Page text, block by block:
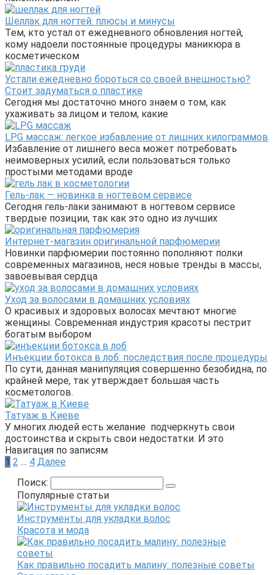
Шеллак для ногтей: плюсы и минусы
Тем, кто устал от ежедневного обновления ногтей,
кому надоели постоянные процедуры маникюра в
косметическом
Устали ежедневно бороться со своей внешностью?
Стоит задуматься о пластике
Сегодня мы достаточно много знаем о том, как
ухаживать за лицом и телом, какие
LPG массаж: легкое избавление от лишних килограммов
Избавление от лишнего веса может потребовать
неимоверных усилий, если пользоваться только
простыми методами вроде
Гель-лак — новинка в ногтевом сервисе
Сегодня гель-лаки занимают в ногтевом сервисе
твердые позиции, так как это одно из лучших
Интернет-магазин оригинальной парфюмерии
Новинки парфюмерии постоянно пополняют полки
современных магазинов, неся новые тренды в массы,
завоевывая сердца
Уход за волосами в домашних условиях
О красивых и здоровых волосах мечтают многие
женщины. Современная индустрия красоты пестрит
богатым выбором
Инъекции ботокса в лоб: последствия после процедуры
По сути, данная манипуляция совершенно безобидна, по
крайней мере, так утверждает большая часть
косметологов.
Татуаж в Киеве
У многих людей есть желание подчеркнуть свои
достоинства и скрыть свои недостатки. И это
Навигация по записям
1 2 … 4 Далее
Поиск:
Популярные статьи
Инструменты для укладки волос
Красота и мода
Как правильно посадить малину: полезные советы